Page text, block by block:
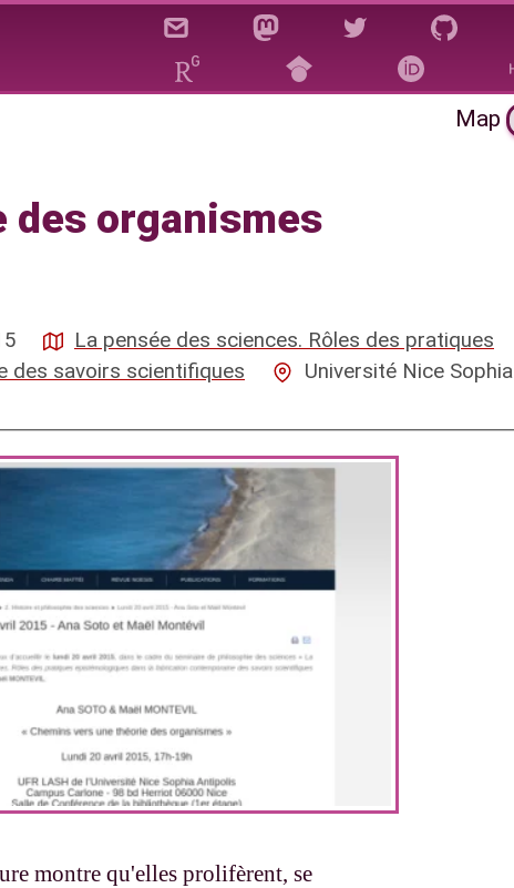
Map
des organismes
La pensée des sciences. Rôles des pratiques
des savoirs scientifiques
Université Nice Sophia
des organismes
montre qu'elles prolifèrent, se